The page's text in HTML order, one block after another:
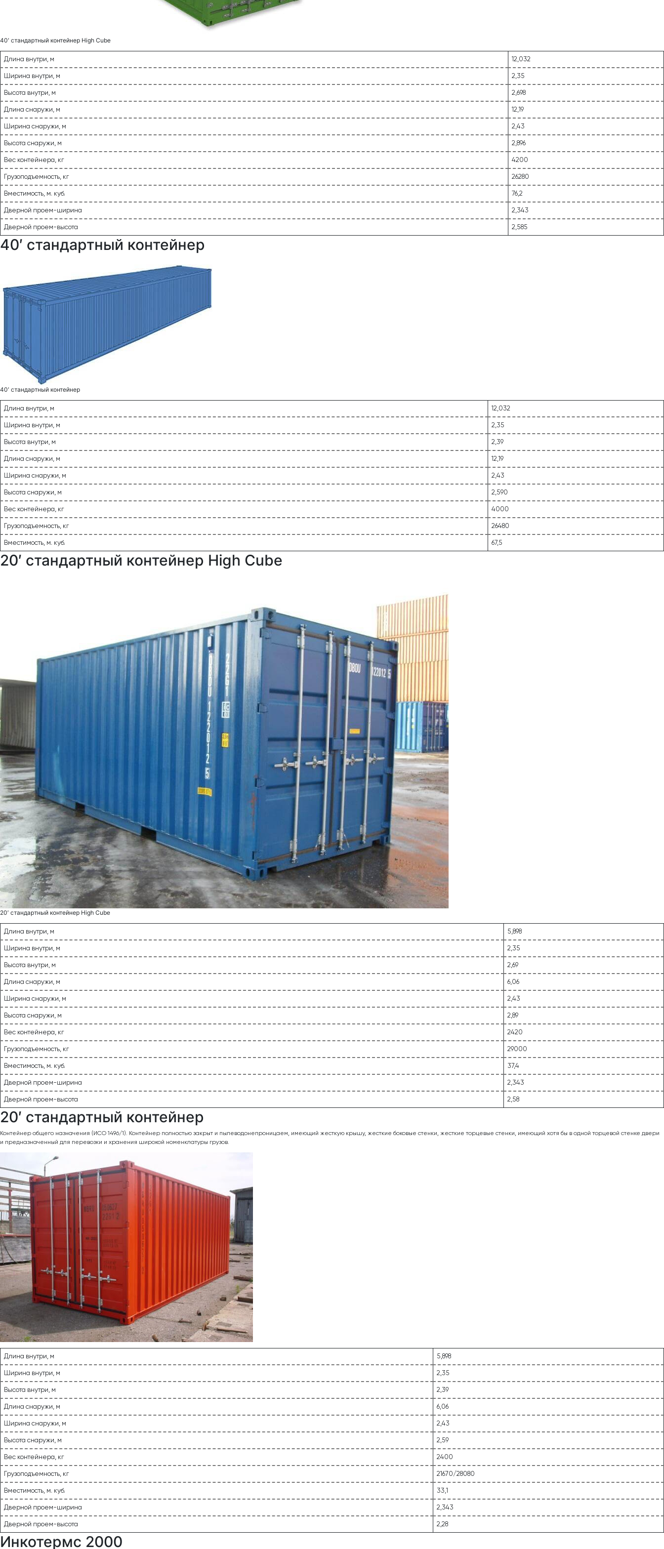
40′ стандартный контейнер High Сube
Длина внутри, м 12,032
Ширина внутри, м 2,35
Высота внутри, м 2,698
Длина снаружи, м 12,19
Ширина снаружи, м 2,43
Высота снаружи, м 2,896
Вес контейнера, кг 4200
Грузоподъемность, кг 26280
Вместимость, м. куб. 76,2
Дверной проем-ширина 2,343
Дверной проем-высота 2,585
40′ стандартный контейнер
40′ стандартный контейнер
Длина внутри, м 12,032
Ширина внутри, м 2,35
Высота внутри, м 2,39
Длина снаружи, м 12,19
Ширина снаружи, м 2,43
Высота снаружи, м 2,590
Вес контейнера, кг 4000
Грузоподъемность, кг 26480
Вместимость, м. куб. 67,5
20′ стандартный контейнер High Сube
20′ стандартный контейнер High Сube
Длина внутри, м 5,898
Ширина внутри, м 2,35
Высота внутри, м 2,69
Длина снаружи, м 6,06
Ширина снаружи, м 2,43
Высота снаружи, м 2,89
Вес контейнера, кг 2420
Грузоподъемность, кг 29000
Вместимость, м. куб. 37,4
Дверной проем-ширина 2,343
Дверной проем-высота 2,58
20′ стандартный контейнер
Контейнер общего назначения (ИСО 1496/1). Контейнер полностью закрыт и пылеводонепроницаем, имеющий жесткую крышу, жесткие боковые стенки, жесткие торцевые стенки, имеющий хотя бы в одной торцевой стенке двери
и предназначенный для перевозки и хранения широкой номенклатуры грузов.
Длина внутри, м 5,898
Ширина внутри, м 2,35
Высота внутри, м 2,39
Длина снаружи, м 6,06
Ширина снаружи, м 2,43
Высота снаружи, м 2,59
Вес контейнера, кг 2400
Грузоподъемность, кг 21670/28080
Вместимость, м. куб. 33,1
Дверной проем-ширина 2,343
Дверной проем-высота 2,28
Инкотермс 2000